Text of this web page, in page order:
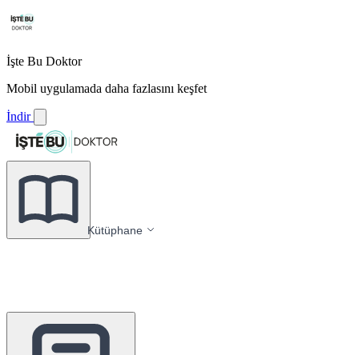
İşte Bu Doktor
Mobil uygulamada daha fazlasını keşfet
İndir
Kütüphane